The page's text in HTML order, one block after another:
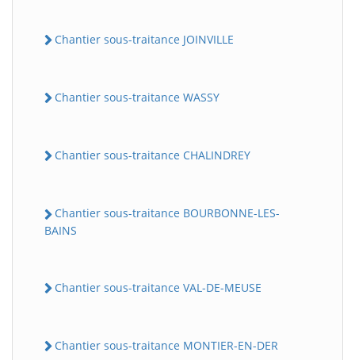
Chantier sous-traitance JOINVILLE
Chantier sous-traitance WASSY
Chantier sous-traitance CHALINDREY
Chantier sous-traitance BOURBONNE-LES-
BAINS
Chantier sous-traitance VAL-DE-MEUSE
Chantier sous-traitance MONTIER-EN-DER